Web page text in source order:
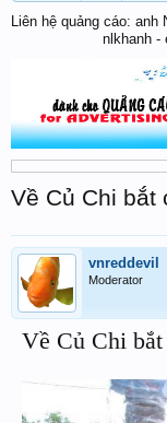
Liên hệ quảng cáo: anh
nlkhanh -
Về Củ Chi bắt
vnreddevil
Moderator
Về Củ Chi